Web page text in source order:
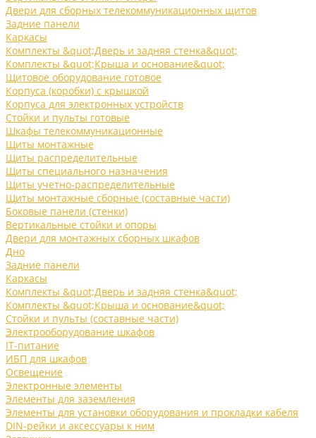
Двери для сборных телекоммуникационных щитов
Задние панели
Каркасы
Комплекты &quot;Дверь и задняя стенка&quot;
Комплекты &quot;Крыша и основание&quot;
Щитовое оборудование готовое
Корпуса (коробки) с крышкой
Корпуса для электронных устройств
Стойки и пульты готовые
Шкафы телекоммуникационные
Щиты монтажные
Щиты распределительные
Щиты специального назначения
Щиты учетно-распределительные
Щиты монтажные сборные (составные части)
Боковые панели (стенки)
Вертикальные стойки и опоры
Двери для монтажных сборных шкафов
Дно
Задние панели
Каркасы
Комплекты &quot;Дверь и задняя стенка&quot;
Комплекты &quot;Крыша и основание&quot;
Стойки и пульты (составные части)
Электрооборудование шкафов
IT-питание
ИБП для шкафов
Освещение
Электронные элементы
Элементы для заземления
Элементы для установки оборудования и прокладки кабеля
DIN-рейки и аксессуары к ним